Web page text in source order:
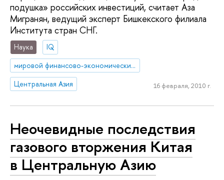
подушка» российских инвестиций, считает Аза
Мигранян, ведущий эксперт Бишкекского филиала
Института стран СНГ.
Наука
IQ
мировой финансово-экономический кризис
Центральная Азия
16 февраля, 2010 г.
Неочевидные последствия
газового вторжения Китая
в Центральную Азию